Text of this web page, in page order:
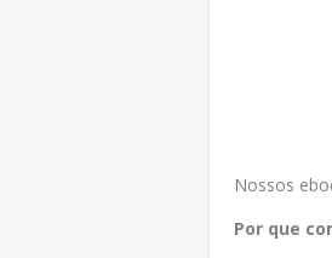
Nossos
Por que